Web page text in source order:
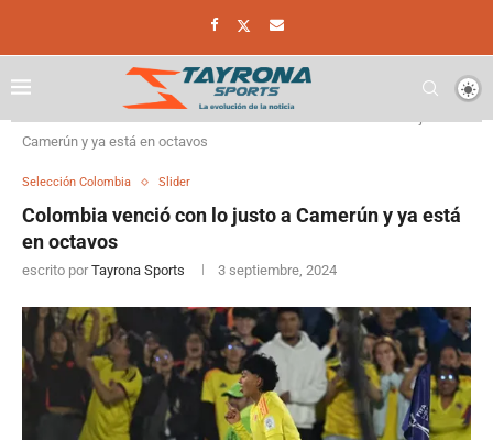
Camerún y ya está en octavos
Selección Colombia Slider
Colombia venció con lo justo a Camerún y ya está
en octavos
escrito por Tayrona Sports 3 septiembre, 2024